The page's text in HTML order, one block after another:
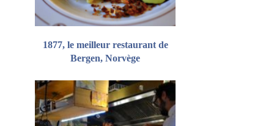
1877, le meilleur restaurant de
Bergen, Norvège